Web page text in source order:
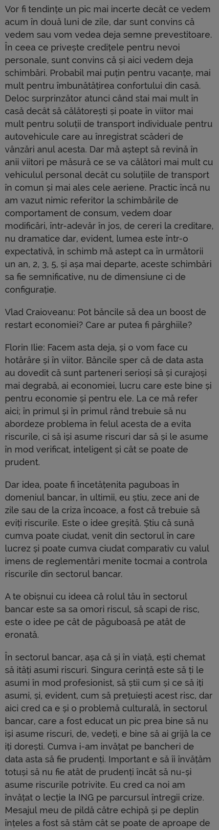
Vor fi tendințe un pic mai incerte decât ce vedem
acum în două luni de zile, dar sunt convins că
vedem sau vom vedea deja semne prevestitoare.
În ceea ce privește credițele pentru nevoi
personale, sunt convins că și aici vedem deja
schimbări. Probabil mai puțin pentru vacanțe, mai
mult pentru îmbunătățirea confortului din casă.
Deloc surprinzător atunci când stai mai mult în
casă decât să călătorești și poate în viitor mai
mult pentru soluții de transport individuale pentru
autovehicule care au înregistrat scăderi de
vânzări anul acesta. Dar mă aștept să revină în
anii viitori pe măsură ce se va călători mai mult cu
vehiculul personal decât cu soluțiile de transport
în comun și mai ales cele aeriene. Practic încă nu
am vazut nimic referitor la schimbările de
comportament de consum, vedem doar
modificări, într-adevăr în jos, de cereri la creditare,
nu dramatice dar, evident, lumea este într-o
expectativă, în schimb mă astept ca în următorii
un an, 2, 3, 5, și așa mai departe, aceste schimbări
sa fie semnificative, nu de dimensiune ci de
configurație.
Vlad Craioveanu: Pot băncile să dea un boost de
restart economiei? Care ar putea fi pârghiile?
Florin Ilie: Facem asta deja, și o vom face cu
hotărâre și în viitor. Băncile sper că de data asta
au dovedit că sunt parteneri serioși sâ și curajoși
mai degrabă, ai economiei, lucru care este bine și
pentru economie și pentru ele. La ce mă refer
aici; în primul și în primul rând trebuie să nu
abordeze problema în felul acesta de a evita
riscurile, ci să iși asume riscuri dar să și le asume
în mod verificat, inteligent și cât se poate de
prudent.
Dar idea, poate fi încetățenita paguboas în
domeniul bancar, în ultimii, eu știu, zece ani de
zile sau de la criza încoace, a fost că trebuie să
eviți riscurile. Este o idee greșită. Știu că sună
cumva poate ciudat, venit din sectorul în care
lucrez și poate cumva ciudat comparativ cu valul
imens de reglementări menite tocmai a controla
riscurile din sectorul bancar.
A te obișnui cu ideea că rolul tău în sectorul
bancar este sa sa omori riscul, să scapi de risc,
este o idee pe cât de păguboasă pe atât de
eronată.
În sectorul bancar, așa că și în viață, ești chemat
să itâți asumi riscuri. Singura cerință este să ți le
asumi în mod profesionist, să știi cum și ce să iți
asumi, și, evident, cum să prețuiești acest risc, dar
aici cred ca e și o problemă culturală, în sectorul
bancar, care a fost educat un pic prea bine să nu
iși asume riscuri, de, vedeți, e bine să ai grijă la ce
iți dorești. Cumva i-am invățat pe bancheri de
data asta să fie prudenți. Important e să îi învățăm
totuși să nu fie atât de prudenți încât să nu-și
asume riscurile potrivite. Eu cred ca noi am
învățat o lecție la ING pe parcursul întregii crize.
Mesajul meu de pildă către echipă și pe deplin
înțeles a fost să stăm cât se poate de aproape de